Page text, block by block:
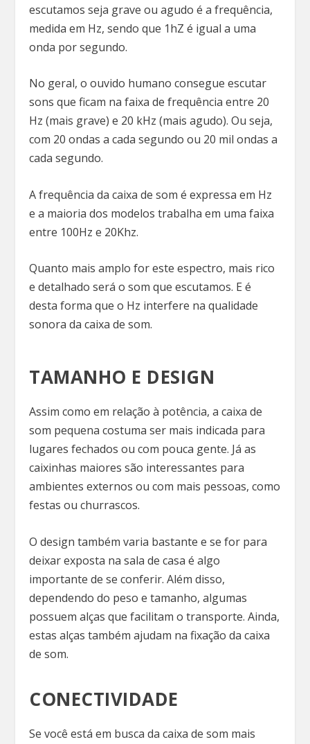
escutamos seja grave ou agudo é a frequência,
medida em Hz, sendo que 1hZ é igual a uma
onda por segundo.
No geral, o ouvido humano consegue escutar
sons que ficam na faixa de frequência entre 20
Hz (mais grave) e 20 kHz (mais agudo). Ou seja,
com 20 ondas a cada segundo ou 20 mil ondas a
cada segundo.
A frequência da caixa de som é expressa em Hz
e a maioria dos modelos trabalha em uma faixa
entre 100Hz e 20Khz.
Quanto mais amplo for este espectro, mais rico
e detalhado será o som que escutamos. E é
desta forma que o Hz interfere na qualidade
sonora da caixa de som.
TAMANHO E DESIGN
Assim como em relação à potência, a caixa de
som pequena costuma ser mais indicada para
lugares fechados ou com pouca gente. Já as
caixinhas maiores são interessantes para
ambientes externos ou com mais pessoas, como
festas ou churrascos.
O design também varia bastante e se for para
deixar exposta na sala de casa é algo
importante de se conferir. Além disso,
dependendo do peso e tamanho, algumas
possuem alças que facilitam o transporte. Ainda,
estas alças também ajudam na fixação da caixa
de som.
CONECTIVIDADE
Se você está em busca da caixa de som mais